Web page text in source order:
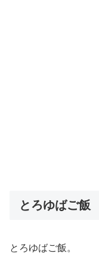
とろゆばご飯
とろゆばご飯。